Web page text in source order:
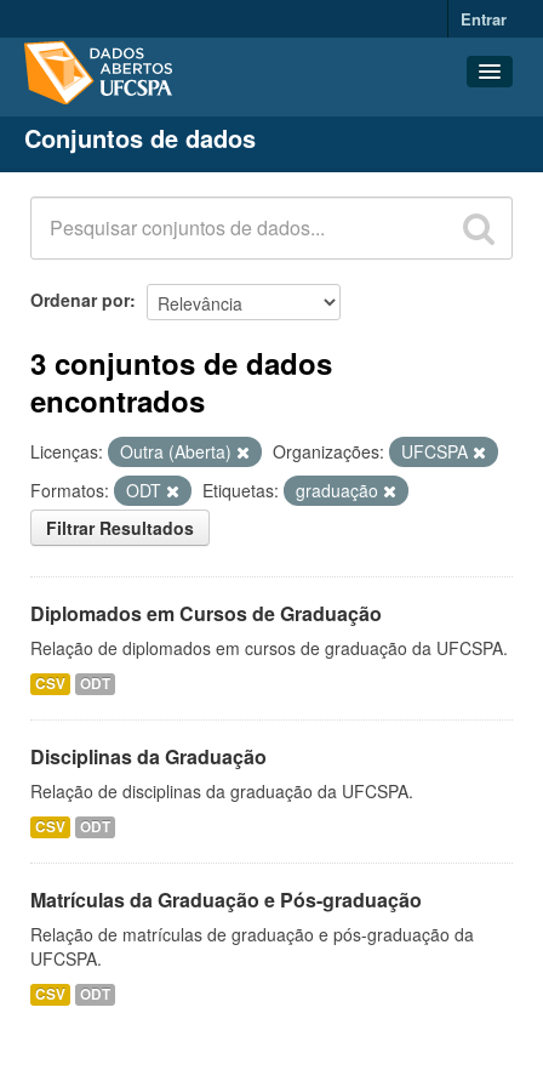
Entrar
Conjuntos de dados
Organizações
Grupos
Sobre
Conjuntos de dados
Ordenar por
3 conjuntos de dados
encontrados
Licenças: Outra (Aberta) Organizações:
UFCSPA
Formatos:
ODT Etiquetas:
graduação
Filtrar Resultados
Diplomados em Cursos de Graduação
Relação de diplomados em cursos de graduação da UFCSPA.
CSV ODT
Disciplinas da Graduação
Relação de disciplinas da graduação da UFCSPA.
CSV ODT
Matrículas da Graduação e Pós-graduação
Relação de matrículas de graduação e pós-graduação da
UFCSPA.
CSV ODT